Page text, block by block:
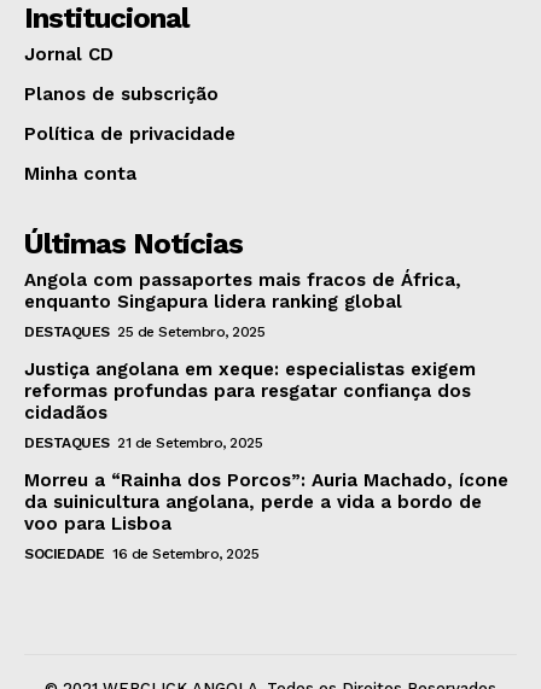
Institucional
Jornal CD
Planos de subscrição
Política de privacidade
Minha conta
Últimas Notícias
Angola com passaportes mais fracos de África,
enquanto Singapura lidera ranking global
DESTAQUES 25 de Setembro, 2025
Justiça angolana em xeque: especialistas exigem
reformas profundas para resgatar confiança dos
cidadãos
DESTAQUES 21 de Setembro, 2025
Morreu a “Rainha dos Porcos”: Auria Machado, ícone
da suinicultura angolana, perde a vida a bordo de
voo para Lisboa
SOCIEDADE 16 de Setembro, 2025